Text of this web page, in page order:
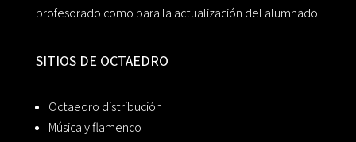
profesorado como para la actualización del alumnado.
SITIOS DE OCTAEDRO
Octaedro distribución
Música y flamenco